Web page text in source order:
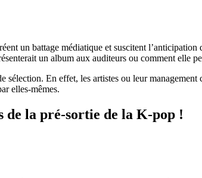
un battage médiatique et suscitent
un album aux auditeurs ou comment elle
En effet, les artistes ou leur
elles-mêmes.
de la pré-sortie de la K-pop !